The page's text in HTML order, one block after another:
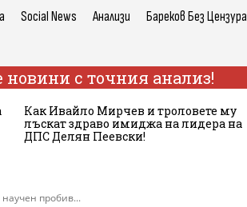
Social News Анализи Бареков Без Цензура
с точния анализ!
Как Ивайло Мирчев и троловете му
лъскат здраво имиджа на лидера на
ДПС Делян Пеевски!
пробив...